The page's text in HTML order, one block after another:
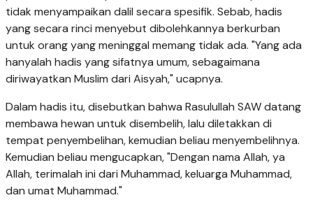
tidak menyampaikan dalil secara spesifik. Sebab, hadis
yang secara rinci menyebut dibolehkannya berkurban
untuk orang yang meninggal memang tidak ada. "Yang ada
hanyalah hadis yang sifatnya umum, sebagaimana
diriwayatkan Muslim dari Aisyah," ucapnya.
Dalam hadis itu, disebutkan bahwa Rasulullah SAW datang
membawa hewan untuk disembelih, lalu diletakkan di
tempat penyembelihan, kemudian beliau menyembelihnya.
Kemudian beliau mengucapkan, "Dengan nama Allah, ya
Allah, terimalah ini dari Muhammad, keluarga Muhammad,
dan umat Muhammad."